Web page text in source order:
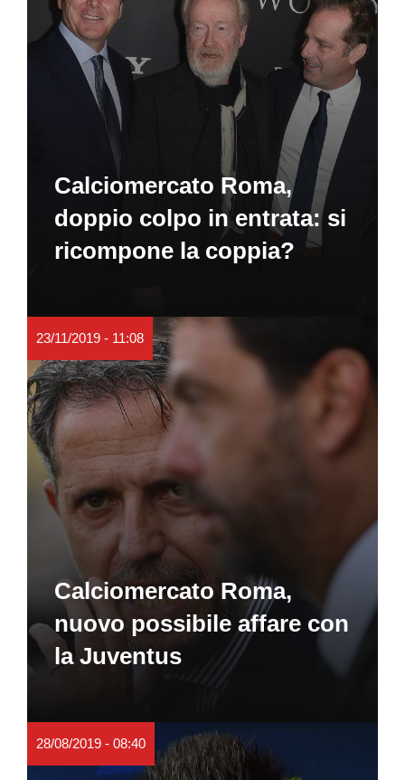
Calciomercato Roma,
doppio colpo in entrata: si
ricompone la coppia?
23/11/2019 - 11:08
Calciomercato Roma,
nuovo possibile affare con
la Juventus
28/08/2019 - 08:40